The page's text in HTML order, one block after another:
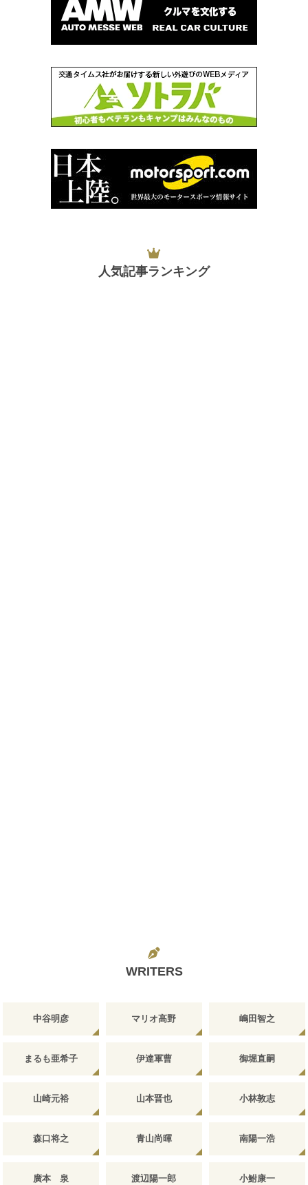
人気記事ランキング
WRITERS
中谷明彦 マリオ高野 嶋田智之
まるも亜希子 伊達軍曹 御堀直嗣
山崎元裕 山本晋也 小林敦志
森口将之 青山尚暉 南陽一浩
廣本 泉 渡辺陽一郎 小鮒康一